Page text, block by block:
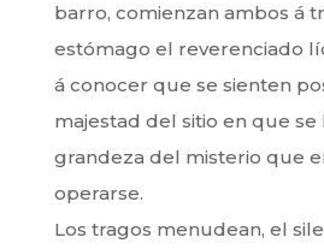
barro, comienzan ambos á
estómago el reverenciado
á conocer que se sienten
majestad del sitio en que se
grandeza del misterio que
operarse.
Los tragos menudean, el